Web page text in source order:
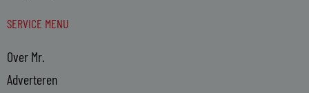
SERVICE MENU
Over Mr.
Adverteren